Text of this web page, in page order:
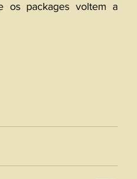
os packages voltem a